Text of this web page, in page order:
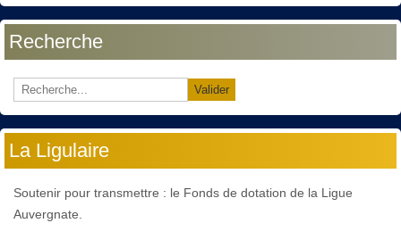
Recherche
Valider
La Ligulaire
Soutenir pour transmettre : le Fonds de dotation de la Ligue
Auvergnate.